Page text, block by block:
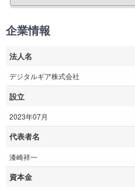
企業情報
法人名
デジタルギア株式会社
設立
2023年07月
代表者名
漆崎祥一
資本金